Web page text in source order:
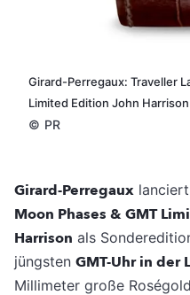
Girard-Perregaux: Traveller
Limited Edition John Harrison
© PR
Girard-Perregaux
Moon Phases & GMT
Harrison als
jüngsten GMT-Uhr in der
Millimeter große